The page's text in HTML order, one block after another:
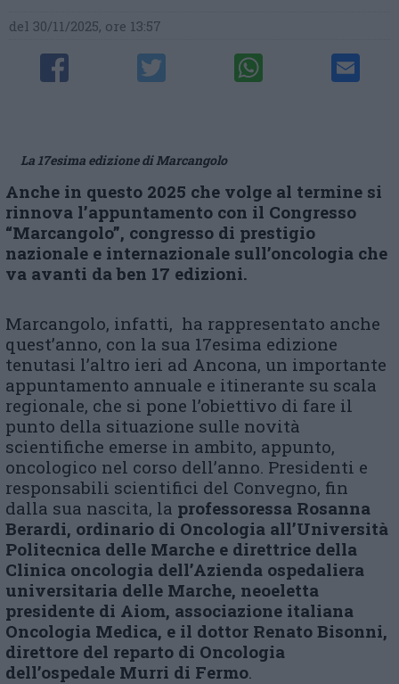
del 30/11/2025, ore 13:57
La 17esima edizione di Marcangolo
Anche in questo 2025 che volge al termine si
rinnova l’appuntamento con il Congresso
“Marcangolo”, congresso di prestigio
nazionale e internazionale sull’oncologia che
va avanti da ben 17 edizioni.
Marcangolo, infatti, ha rappresentato anche
quest’anno, con la sua 17esima edizione
tenutasi l’altro ieri ad Ancona, un importante
appuntamento annuale e itinerante su scala
regionale, che si pone l’obiettivo di fare il
punto della situazione sulle novità
scientifiche emerse in ambito, appunto,
oncologico nel corso dell’anno. Presidenti e
responsabili scientifici del Convegno, fin
dalla sua nascita, la professoressa Rosanna
Berardi, ordinario di Oncologia all’Università
Politecnica delle Marche e direttrice della
Clinica oncologia dell’Azienda ospedaliera
universitaria delle Marche, neoeletta
presidente di Aiom, associazione italiana
Oncologia Medica, e il dottor Renato Bisonni,
direttore del reparto di Oncologia
dell’ospedale Murri di Fermo.